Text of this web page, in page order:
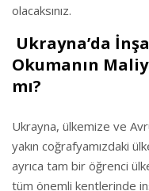
olacaksınız.
Ukrayna’da
Okumanın
mı?
Ukrayna, ülkemize ve
yakın coğrafyamızdaki
ayrıca tam bir öğrenci
tüm önemli kentlerinde